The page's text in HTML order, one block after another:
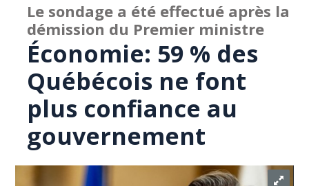
Le sondage a été effectué après la
démission du Premier ministre
Économie: 59 % des
Québécois ne font
plus confiance au
gouvernement